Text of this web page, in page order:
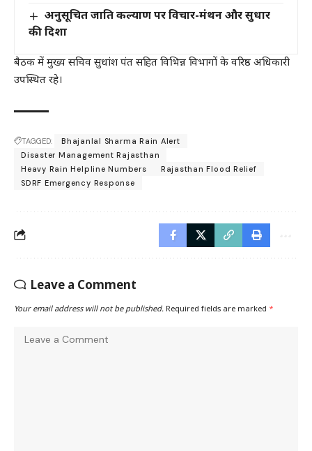
अनुसूचित जाति कल्याण पर विचार-मंथन और सुधार
की दिशा
बैठक में मुख्य सचिव सुधांश पंत सहित विभिन्न विभागों के वरिष्ठ अधिकारी
उपस्थित रहे।
TAGGED:
Bhajanlal Sharma Rain Alert
Disaster Management Rajasthan
Heavy Rain Helpline Numbers
Rajasthan Flood Relief
SDRF Emergency Response
Leave a Comment
Your email address will not be published. Required fields are marked *